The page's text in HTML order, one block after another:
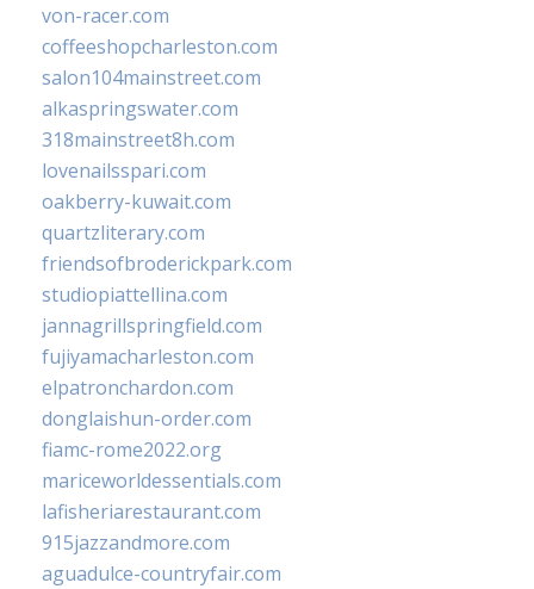
von-racer.com
coffeeshopcharleston.com
salon104mainstreet.com
alkaspringswater.com
318mainstreet8h.com
lovenailsspari.com
oakberry-kuwait.com
quartzliterary.com
friendsofbroderickpark.com
studiopiattellina.com
jannagrillspringfield.com
fujiyamacharleston.com
elpatronchardon.com
donglaishun-order.com
fiamc-rome2022.org
mariceworldessentials.com
lafisheriarestaurant.com
915jazzandmore.com
aguadulce-countryfair.com